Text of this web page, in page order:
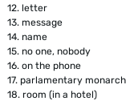
12. letter
13. message
14. name
15. no one, nobody
16. on the phone
17. parlamentary monarch
18. room (in a hotel)